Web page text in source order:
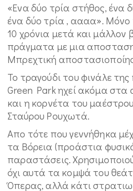
«Ενα δύο τρία στήθος, ένα
ένα δύο τρία , αααα».
10 χρόνια μετά και μάλλον
πράγματα με μια
Μπρεχτική
Το τραγούδι του φινάλε
Green Park ηχεί ακόμα στα
και η κορνέτα του
Σταύρου Ρουχωτά.
Απο τότε που γεννήθηκα
τα Βόρεια (προάστια
παραστάσεις.
όχι αυτά τα κομψά του
Όπερας, αλλά κάτι